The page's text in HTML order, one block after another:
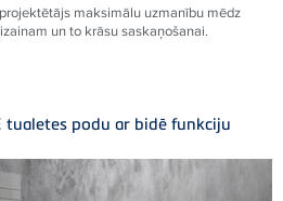
maksimālu uzmanību mēdz
un to krāsu saskaņošanai.
tualetes podu ar bidē funkciju